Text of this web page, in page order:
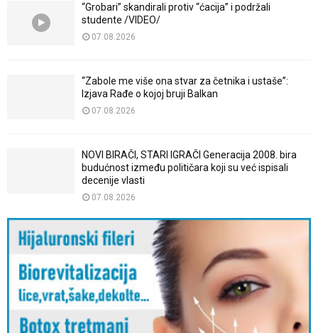
“Grobari” skandirali protiv “ćacija” i podržali
studente /VIDEO/
07.08.2026
“Zabole me više ona stvar za četnika i ustaše”:
Izjava Rađe o kojoj bruji Balkan
07.08.2026
NOVI BIRAČI, STARI IGRAČI Generacija 2008. bira
budućnost između političara koji su već ispisali
decenije vlasti
07.08.2026